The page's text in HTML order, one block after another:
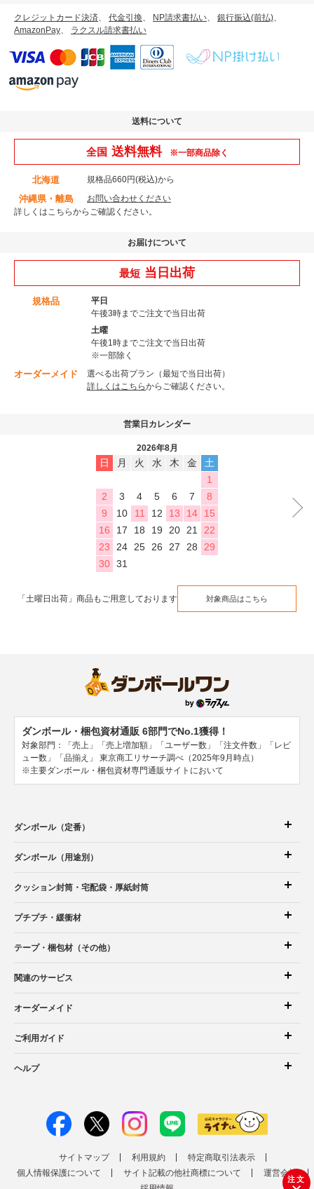
注文
クレジットカード決済、 代金引換、 NP請求書払い、 銀行振込(前払)、
AmazonPay、 ラクスル請求書払い
送料について
全国 送料無料 ※一部商品除く
北海道 規格品660円(税込)から
沖縄県・離島
お問い合わせください
詳しくはこちらからご確認ください。
お届けについて
最短 当日出荷
規格品
平日
午後3時までご注文で当日出荷
土曜
午後1時までご注文で当日出荷
※一部除く
オーダーメイド
選べる出荷プラン（最短で当日出荷）
詳しくはこちらからご確認ください。
営業日カレンダー
2026年8月
日 月 火 水 木 金
土
1
2
3 4 5 6 7
8
9
10 11 12 13 14
15
16
17 18 19 20 21
22
23
24 25 26 27 28
29
30 31
「土曜日出荷」商品もご用意しております 対象商品はこちら
ダンボール・梱包資材通販 6部門でNo.1獲得！
対象部門：「売上」「売上増加額」「ユーザー数」「注文件数」「レビ
ュー数」「品揃え」
東京商工リサーチ調べ（2025年9月時点）
※主要ダンボール・梱包資材専門通販サイトにおいて
ダンボール（定番）
ダンボール（用途別）
クッション封筒 ・宅配袋 ・厚紙封筒
プチプチ・緩衝材
テープ・梱包材（その他）
関連のサービス
オーダーメイド
ご利用ガイド
ヘルプ
サイトマップ 利用規約
特定商取引法表示
個人情報保護について
サイト記載の他社商標について
運営会社